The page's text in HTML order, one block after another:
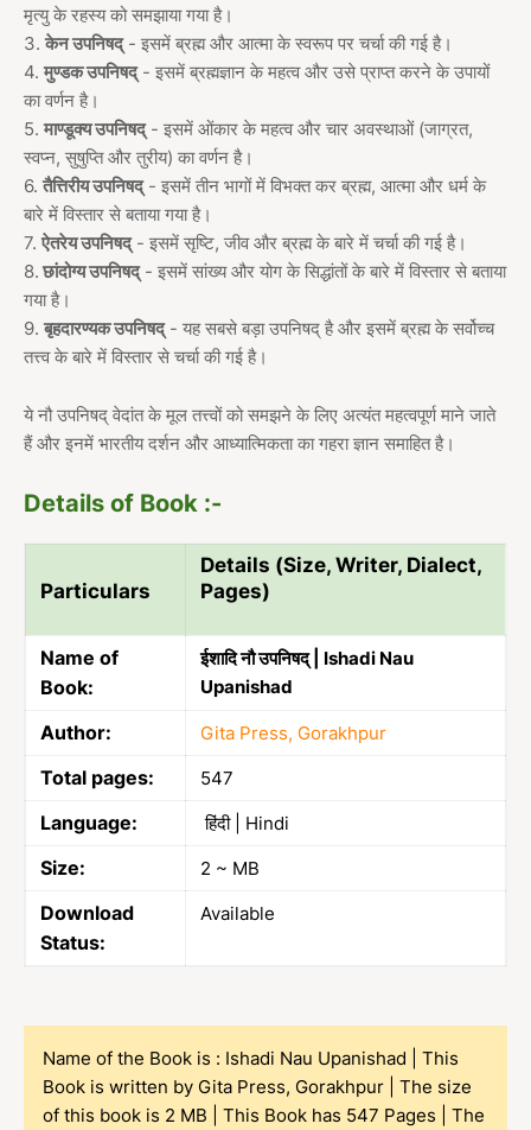
मृत्यु के रहस्य को समझाया गया है।
3. केन उपनिषद्- इसमें ब्रह्म और आत्मा के स्वरूप पर चर्चा की गई है।
4. मुण्डक उपनिषद्- इसमें ब्रह्मज्ञान के महत्व और उसे प्राप्त करने के उपायों
का वर्णन है।
5. माण्डूक्य उपनिषद्- इसमें ओंकार के महत्व और चार अवस्थाओं (जाग्रत,
स्वप्न, सुषुप्ति और तुरीय) का वर्णन है।
6. तैत्तिरीय उपनिषद्- इसमें तीन भागों में विभक्त कर ब्रह्म, आत्मा और धर्म के
बारे में विस्तार से बताया गया है।
7. ऐतरेय उपनिषद्- इसमें सृष्टि, जीव और ब्रह्म के बारे में चर्चा की गई है।
8. छांदोग्य उपनिषद्- इसमें सांख्य और योग के सिद्धांतों के बारे में विस्तार से बताया
गया है।
9. बृहदारण्यक उपनिषद्- यह सबसे बड़ा उपनिषद् है और इसमें ब्रह्म के सर्वोच्च
तत्त्व के बारे में विस्तार से चर्चा की गई है।
ये नौ उपनिषद् वेदांत के मूल तत्त्वों को समझने के लिए अत्यंत महत्वपूर्ण माने जाते
हैं और इनमें भारतीय दर्शन और आध्यात्मिकता का गहरा ज्ञान समाहित है।
Details of Book :-
Particulars
Details (Size, Writer, Dialect,
Pages)
Name of
Book:
ईशादि नौ उपनिषद् | Ishadi Nau
Upanishad
Author: Gita Press, Gorakhpur
Total pages: 547
Language: हिंदी | Hindi
Size: 2 ~ MB
Download
Status:
Available
Name of the Book is : Ishadi Nau Upanishad | This
Book is written by Gita Press, Gorakhpur | The size
of this book is 2 MB | This Book has 547 Pages | The